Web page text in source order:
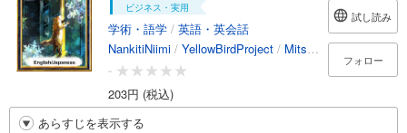
ビジネス・実用
学術・語学 / 英語・英会話
NankitiNiimi / YellowBirdProject / MitsutoshiKatsunaga /
-
203円 (税込)
試し読み
フォロー
あらすじを表示する